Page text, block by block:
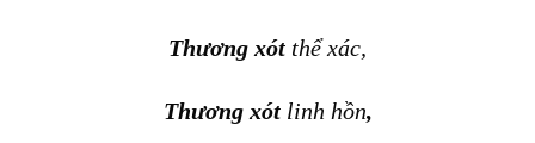
Thương xót thể xác,
Thương xótlinh hồn,